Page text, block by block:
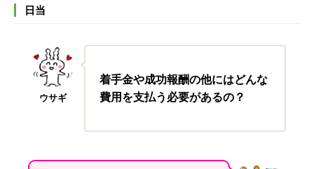
日当
ウサギ
着手金や成功報酬の他にはどんな
費用を支払う必要があるの？